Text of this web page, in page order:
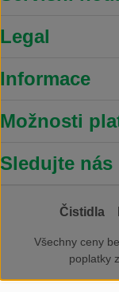
Legal
Informace
Možnosti
Sledujte nás
Čistidla
Všechny ceny
poplatky